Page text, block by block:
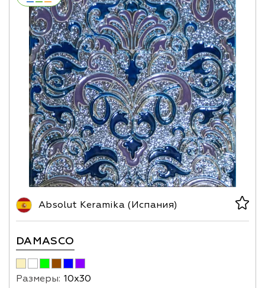
Absolut Keramika (Испания)
DAMASCO
Размеры: 10х30